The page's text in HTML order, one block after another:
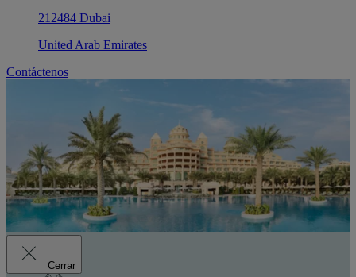
212484 Dubai
United Arab Emirates
Contáctenos
Cerrar